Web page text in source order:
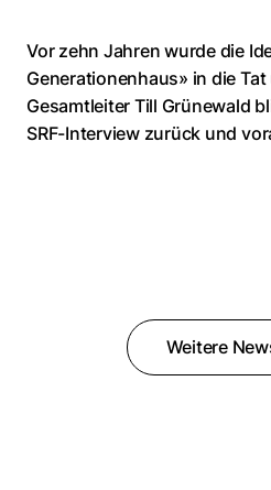
Vor zehn Jahren wurde die
Generationenhaus» in die
Gesamtleiter Till Grünewald
SRF-Interview zurück und
Weitere